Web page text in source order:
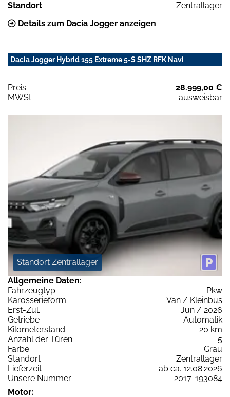
Standort
Zentrallager
Details zum Dacia Jogger anzeigen
Dacia Jogger Hybrid 155 Extreme 5-S SHZ RFK Navi
Preis:
28.999,00 €
MWSt:
ausweisbar
Standort Zentrallager
Allgemeine Daten:
Fahrzeugtyp
Pkw
Karosserieform
Van / Kleinbus
Erst-Zul.
Jun / 2026
Getriebe
Automatik
Kilometerstand
20 km
Anzahl der Türen
5
Farbe
Grau
Standort
Zentrallager
Lieferzeit
ab ca. 12.08.2026
Unsere Nummer
2017-193084
Motor: